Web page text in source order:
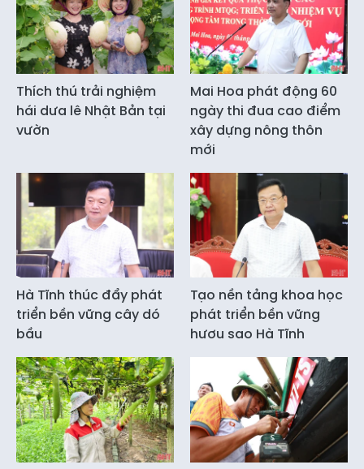
Thích thú trải nghiệm
hái dưa lê Nhật Bản tại
vườn
Mai Hoa phát động 60
ngày thi đua cao điểm
xây dựng nông thôn
mới
Hà Tĩnh thúc đẩy phát
triển bền vững cây dó
bầu
Tạo nền tảng khoa học
phát triển bền vững
hươu sao Hà Tĩnh